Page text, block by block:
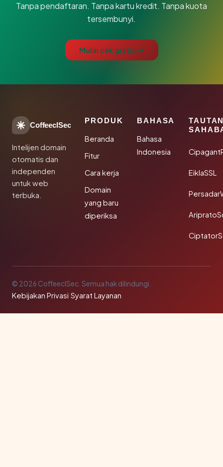
Tanpa pendaftaran. Tanpa kartu kredit. Tanpa kuota
tersembunyi.
Mulai cek gratis →
CoffeeclSec
Intelijen domain
otomatis dan
independen
untuk web
terbuka.
PRODUK
Beranda
Fitur
Cara kerja
Domain
yang baru
diperiksa
BAHASA
Bahasa
Indonesia
EiklaSSL
© 2026 CoffeeclSec. Semua hak dilindungi.
Kebijakan Privasi·Syarat Layanan